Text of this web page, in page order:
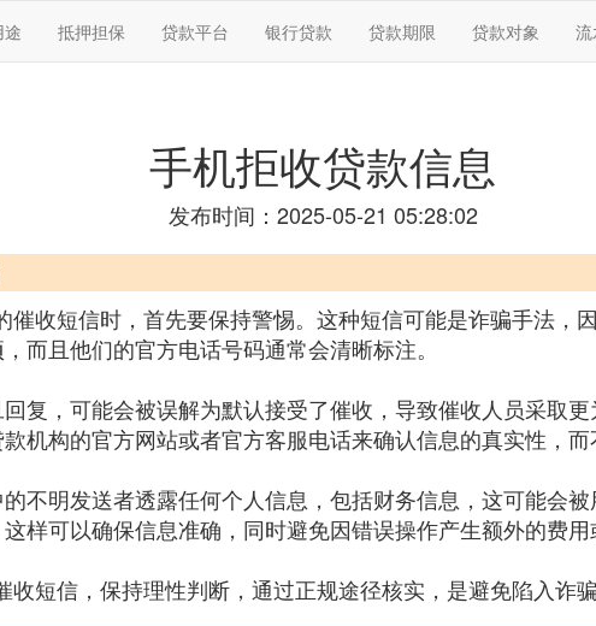
抵押担保 贷款平台 银行贷款 贷款期限 贷款对象
手机拒收贷款信息
发布时间：2025-05-21 05:28:02
收短信时，首先要保持警惕。这种短信可能是诈骗手法，
而且他们的官方电话号码通常会清晰标注。
复，可能会被误解为默认接受了催收，导致催收人员采取
机构的官方网站或者官方客服电话来确认信息的真实性，而
不明发送者透露任何个人信息，包括财务信息，这可能会
样可以确保信息准确，同时避免因错误操作产生额外的费用
短信，保持理性判断，通过正规途径核实，是避免陷入诈骗